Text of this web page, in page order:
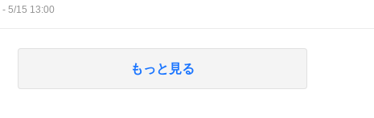
- 5/15 13:00
もっと見る